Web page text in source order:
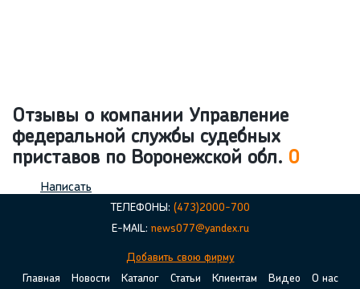
Отзывы о компании Управление
федеральной службы судебных
приставов по Воронежской обл. 0
Написать
ТЕЛЕФОНЫ: (473)2000-700
E-MAIL: news077@yandex.ru
Добавить свою фирму
Главная
Новости Каталог Статьи Клиентам Видео О нас